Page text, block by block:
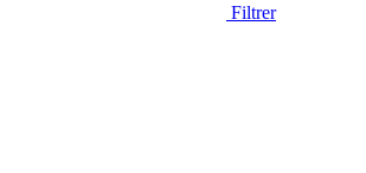
Filtrer